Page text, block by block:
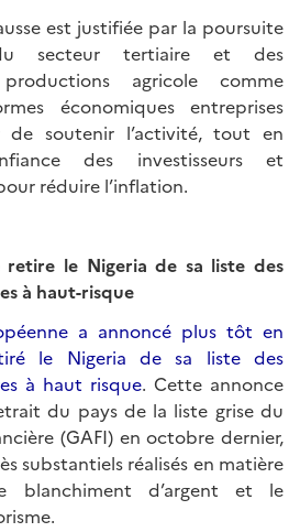
est justifiée par la poursuite
secteur tertiaire et des
agricole comme
économiques entreprises
de soutenir l’activité, tout en
des investisseurs et
réduire l’inflation.
retire le Nigeria de sa liste des
à haut-risque
a annoncé plus tôt en
le Nigeria de sa liste des
à haut risque. Cette annonce
du pays de la liste grise du
(GAFI) en octobre dernier,
substantiels réalisés en matière
d’argent et le